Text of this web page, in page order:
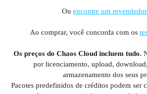
Ou encontre um
Ao comprar, você concorda com os
Os preços do Chaos Cloud incluem tudo.
por licenciamento, upload,
armazenamento dos seus
Pacotes predefinidos de créditos podem ser